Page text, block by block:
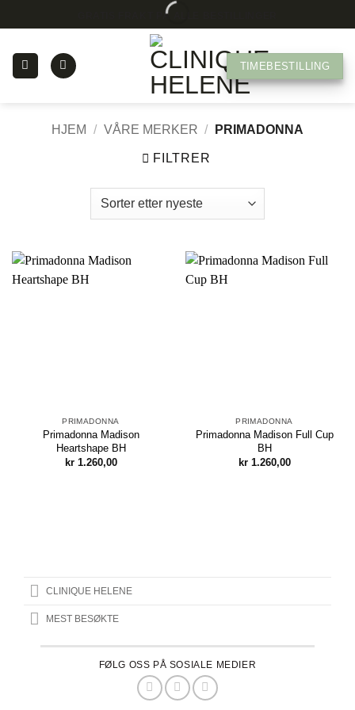
to
GRATIS FRAKT PÅ ALLE BESTILLINGER
TIMEBESTILLING
HJEM / VÅRE MERKER / PRIMADONNA
FILTRER
PRIMADONNA
Primadonna Madison
Heartshape BH
kr1.260,00
PRIMADONNA
Primadonna Madison Full Cup
BH
kr1.260,00
CLINIQUE HELENE
MEST BESØKTE
FØLG OSS PÅ SOSIALE MEDIER